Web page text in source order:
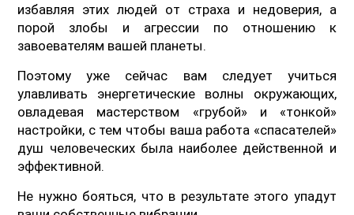
избавляя этих людей от страха и недоверия, а
порой злобы и агрессии по отношению к
завоевателям вашей планеты.
Поэтому уже сейчас вам следует учиться
улавливать энергетические волны окружающих,
овладевая мастерством «грубой» и «тонкой»
настройки, с тем чтобы ваша работа «спасателей»
душ человеческих была наиболее действенной и
эффективной.
Не нужно бояться, что в результате этого упадут